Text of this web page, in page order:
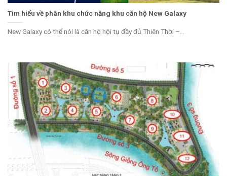
Tìm hiểu về phân khu chức năng khu căn hộ New Galaxy
New Galaxy có thể nói là căn hộ hội tụ đầy đủ Thiên Thời –...